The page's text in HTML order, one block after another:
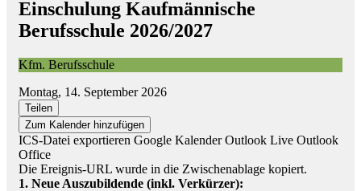
Einschulung Kaufmännische
Berufsschule 2026/2027
Kfm. Berufsschule
Montag, 14. September 2026
Teilen
Zum Kalender hinzufügen
ICS-Datei exportieren Google KalenderOutlook Live Outlook
Office
Die Ereignis-URL wurde in die Zwischenablage kopiert.
1. Neue Auszubildende (inkl. Verkürzer):